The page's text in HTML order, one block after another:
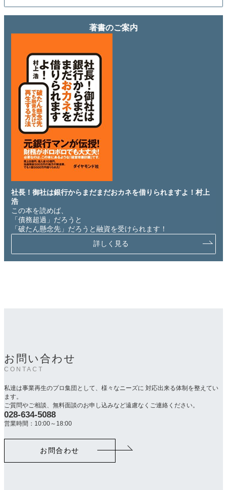
著書のご案内
社長！御社は銀行からまだまだおカネを借りられますよ！村上
浩
この本を読めば、
「債務超過」だろうと
「破たん懸念先」だろうと融資を受けられます！
詳しく見る
お問い合わせ
CONTACT
私達は事業再生のプロ集団として、様々なニーズに 対応出来る体制を整えてい
ます。
ご質問やご相談、無料面談のお申し込みなど遠慮なくご連絡ください。
カ
ラ
ク
028-634-5088
営業時間：10:00～18:00
お問合わせ